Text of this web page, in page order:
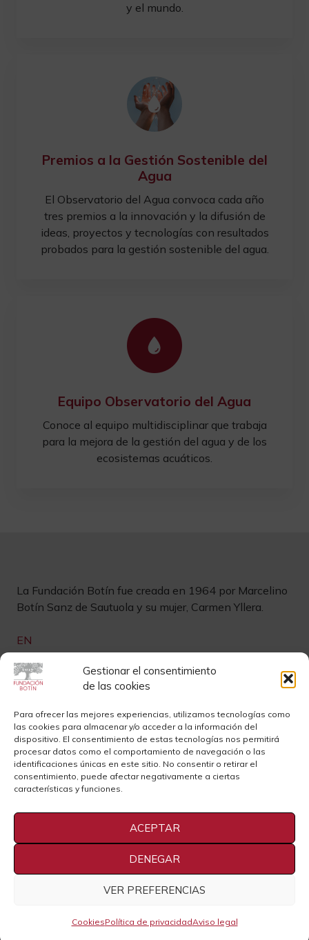
Gestionar el consentimiento
de las cookies
Para ofrecer las mejores experiencias, utilizamos tecnologías como
las cookies para almacenar y/o acceder a la información del
dispositivo. El consentimiento de estas tecnologías nos permitirá
procesar datos como el comportamiento de navegación o las
identificaciones únicas en este sitio. No consentir o retirar el
consentimiento, puede afectar negativamente a ciertas
características y funciones.
ACEPTAR
DENEGAR
VER PREFERENCIAS
CookiesPolítica de privacidadAviso legal
y el mundo.
Premios a la Gestión Sostenible del
Agua
El Observatorio del Agua convoca cada año
tres premios a la innovación y la difusión de
ideas, proyectos y tecnologías con resultados
probados para la gestión sostenible del agua.
Equipo Observatorio del Agua
Conoce al equipo multidisciplinar que trabaja
para la mejora de la gestión del agua y de los
ecosistemas acuáticos.
La Fundación Botín fue creada en 1964 por Marcelino
Botín Sanz de Sautuola y su mujer, Carmen Yllera.
EN
Links de interés
Contacto
Sedes
Sala de Prensa
Privacidad
Instagram
Youtube